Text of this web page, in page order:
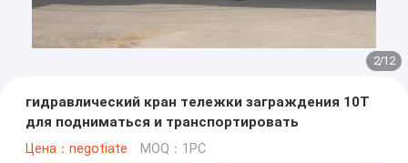
2/12
гидравлический кран тележки заграждения 10T
для подниматься и транспортировать
Цена：negotiate MOQ：1PC